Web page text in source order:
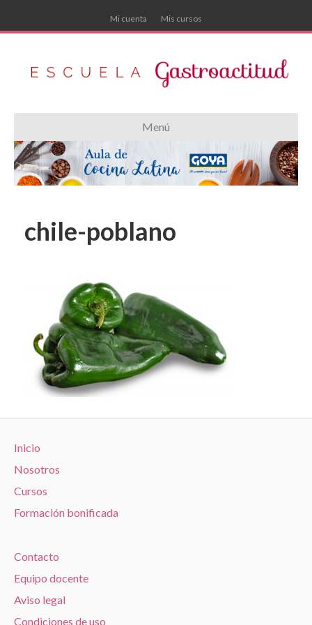
Mi cuenta Mis cursos
Menú
chile-poblano
Inicio
Nosotros
Cursos
Formación bonificada
Contacto
Equipo docente
Aviso legal
Condiciones de uso